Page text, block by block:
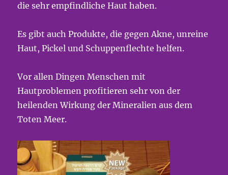
die sehr empfindliche Haut haben.
Es gibt auch Produkte, die gegen Akne, unreine
Haut, Pickel und Schuppenflechte helfen.
Vor allen Dingen Menschen mit
Hautproblemen profitieren sehr von der
heilenden Wirkung der Mineralien aus dem
Toten Meer.